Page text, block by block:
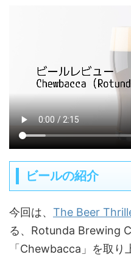
ビールの紹介
今回は、 The Beer
る、Rotunda Brewing
「Chewbacca」を取り